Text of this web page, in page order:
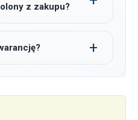
z zakupu?